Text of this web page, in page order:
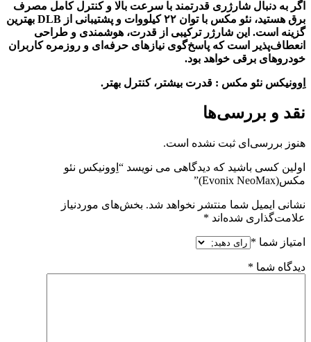
اگر به دنبال شارژری قدرتمند با سرعت بالا و کنترل کامل مصرف
برق هستید، نئو مکس با توان ۲۲کیلووات و پشتیبانی از DLB بهترین
گزینه است. این شارژر ترکیبی از قدرت، هوشمندی و طراحی
انعطاف‌پذیر است که پاسخ‌گوی نیازهای حرفه‌ای و روزمره کاربران
خودروهای برقی خواهد بود.
اِوونیکس نئو مکس : قدرت بیشتر، کنترل بهتر .
نقد و بررسی‌ها
هنوز بررسی‌ای ثبت نشده است.
اولین کسی باشید که دیدگاهی می نویسد “اِوونیکس نئو
مکس(Evonix NeoMax)”
نشانی ایمیل شما منتشر نخواهد شد. بخش‌های موردنیاز
علامت‌گذاری شده‌اند *
امتیاز شما *
دیدگاه شما *